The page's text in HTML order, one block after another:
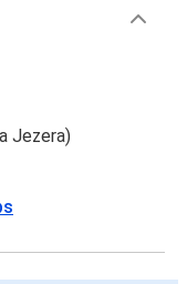
Jezera)